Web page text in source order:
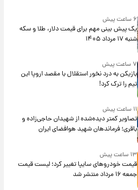
۶ ساعت پیش
یک پیش ‌بینی مهم برای قیمت دلار، طلا و سکه
شنبه ۱۷ مرداد ۱۴۰۵
۷ ساعت پیش
بازیکن به درد نخور استقلال با مقصد اروپا این
تیم را ترک کرد!
۱۱ ساعت پیش
تصاویر کمتر دیده‌شده از شهیدان حاجی‌زاده و
باقری؛ فرماندهان شهید هوافضای ایران
۱۳ ساعت پیش
قیمت خودروهای سایپا تغییر کرد؛ لیست قیمت
جمعه ۱۶ مرداد منتشر شد